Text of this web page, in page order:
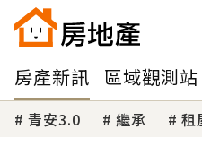
房產新訊 區域觀測站
青安3.0 繼承 租